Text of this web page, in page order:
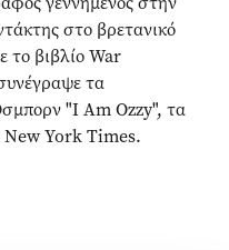
στο βρετανικό
το βιβλίο War
τα
"I Am Ozzy", τα
New York Times.